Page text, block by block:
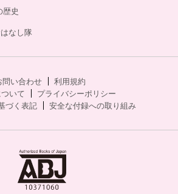
史
なし隊
問い合わせ
利用規約
いて
プライバシーポリシー
づく表記
安全な付録への取り組み